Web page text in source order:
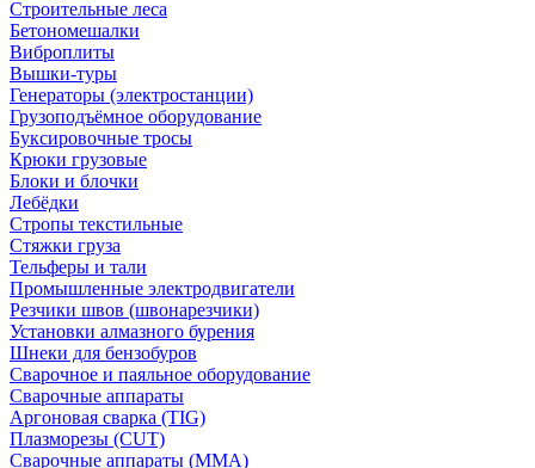
Строительные леса
Бетономешалки
Виброплиты
Вышки-туры
Генераторы (электростанции)
Грузоподъёмное оборудование
Буксировочные тросы
Крюки грузовые
Блоки и блочки
Лебёдки
Стропы текстильные
Стяжки груза
Тельферы и тали
Промышленные электродвигатели
Резчики швов (швонарезчики)
Установки алмазного бурения
Шнеки для бензобуров
Сварочное и паяльное оборудование
Сварочные аппараты
Аргоновая сварка (TIG)
Плазморезы (CUT)
Сварочные аппараты (MMA)